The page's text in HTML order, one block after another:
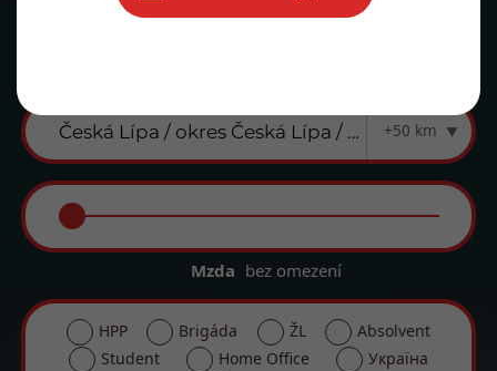
+50 km
Mzda bez omezení
HPP Brigáda ŽL
Absolvent
Student
Home Office
Україна